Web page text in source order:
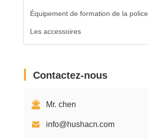
Équipement de formation de la police
Les accessoires
Contactez-nous
Mr. chen
info@hushacn.com